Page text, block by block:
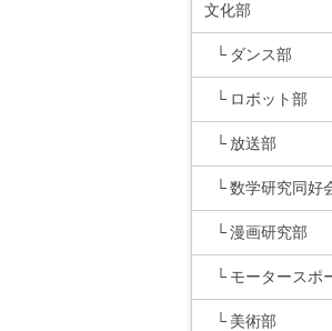
文化部
ダンス部
ロボット部
放送部
数学研究同好
漫画研究部
モータースポ
美術部